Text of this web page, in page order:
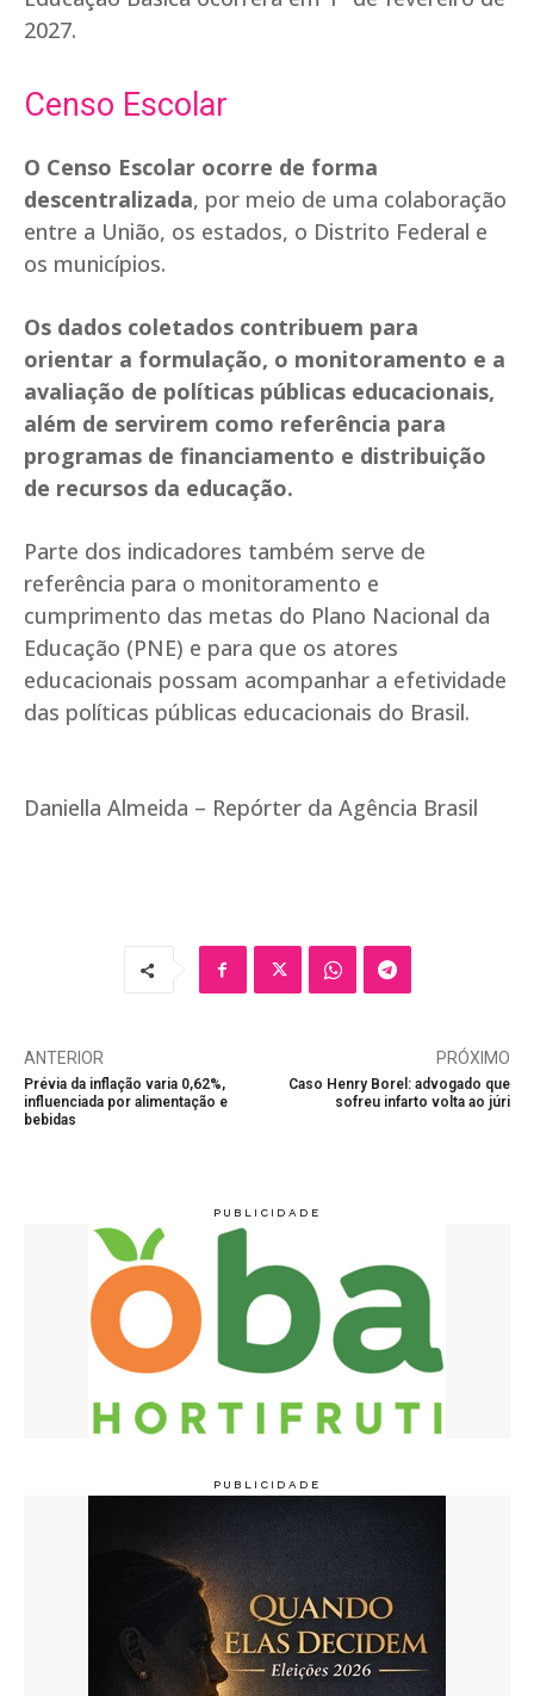
2027.
Censo Escolar
O Censo Escolar ocorre de forma
descentralizada, por meio de uma colaboração
entre a União, os estados, o Distrito Federal e
os municípios.
Os dados coletados contribuem para
orientar a formulação, o monitoramento e a
avaliação de políticas públicas educacionais,
além de servirem como referência para
programas de financiamento e distribuição
de recursos da educação.
Parte dos indicadores também serve de
referência para o monitoramento e
cumprimento das metas do Plano Nacional da
Educação (PNE) e para que os atores
educacionais possam acompanhar a efetividade
das políticas públicas educacionais do Brasil.
Daniella Almeida – Repórter da Agência Brasil
ANTERIOR
Prévia da inflação varia 0,62%,
influenciada por alimentação e
bebidas
PRÓXIMO
Caso Henry Borel: advogado que
sofreu infarto volta ao júri